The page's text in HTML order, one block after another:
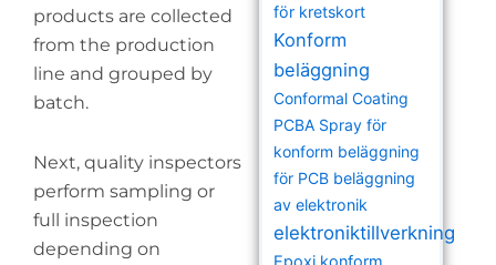
products are collected
from the production
line and grouped by
batch.
Next, quality inspectors
perform sampling or
full inspection
depending on
för kretskort
Konform
beläggning
Conformal Coating
PCBA Spray för
konform beläggning
för PCB beläggning
av elektronik
elektroniktillverkning